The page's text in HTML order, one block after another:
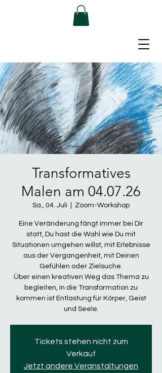
Transformatives
Malen am 04.07.26
Sa., 04. Juli Zoom-Workshop
Eine Veränderung fängt immer bei Dir
statt, Du hast die Wahl wie Du mit
Situationen umgehen willst, mit Erlebnisse
aus der Vergangenheit, mit Deinen
Gefühlen oder Zielsuche.
Über einen kreativen Weg das Thema zu
begleiten, in die Transformation zu
kommen ist Entlastung für Körper, Geist
und Seele.
Tickets stehen nicht zum
Verkauf
Jetzt andere Veranstaltungen